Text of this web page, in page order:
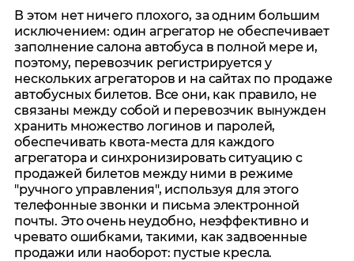
В этом нет ничего плохого, за одним большим
исключением: один агрегатор не обеспечивает
заполнение салона автобуса в полной мере и,
поэтому, перевозчик регистрируется у
нескольких агрегаторов и на сайтах по продаже
автобусных билетов. Все они, как правило, не
связаны между собой и перевозчик вынужден
хранить множество логинов и паролей,
обеспечивать квота-места для каждого
агрегатора и синхронизировать ситуацию с
продажей билетов между ними в режиме
"ручного управления", используя для этого
телефонные звонки и письма электронной
почты. Это очень неудобно, неэффективно и
чревато ошибками, такими, как задвоенные
продажи или наоборот: пустые кресла.